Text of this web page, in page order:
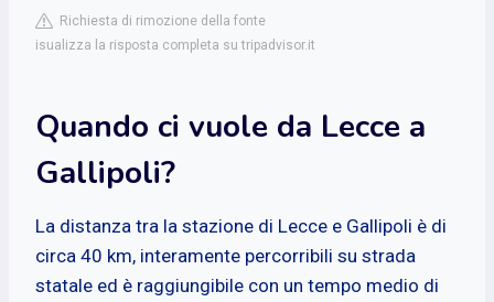
Richiesta di rimozione della fonte
isualizza la risposta completa su tripadvisor.it
Quando ci vuole da Lecce a
Gallipoli?
La distanza tra la stazione di Lecce e Gallipoli è di
circa 40 km, interamente percorribili su strada
statale ed è raggiungibile con un tempo medio di